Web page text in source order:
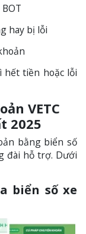
hay bị lỗi
hết tiền hoặc lỗi
VETC
2025
bằng biển số
đài hỗ trợ. Dưới
biển số xe